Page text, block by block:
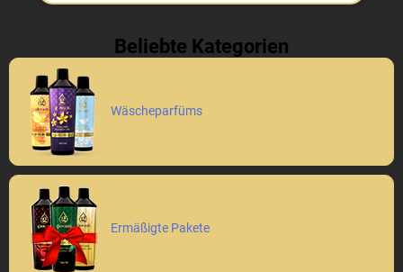
Beliebte Kategorien
Wäscheparfüms
Ermäßigte Pakete